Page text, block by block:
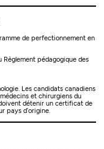
de perfectionnement en
Règlement pédagogique des
Les candidats canadiens
et chirurgiens du
détenir un certificat de
pays d’origine.